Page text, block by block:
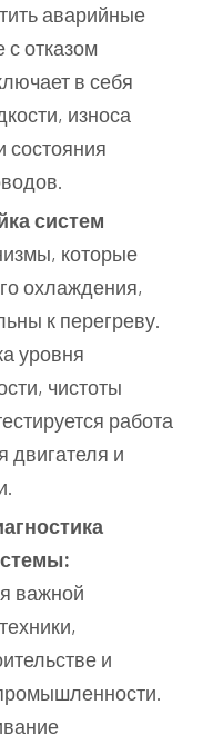
аварийные
с отказом
в себя
износа
состояния
систем
которые
охлаждения,
к перегреву.
уровня
чистоты
работа
двигателя и
важной
и